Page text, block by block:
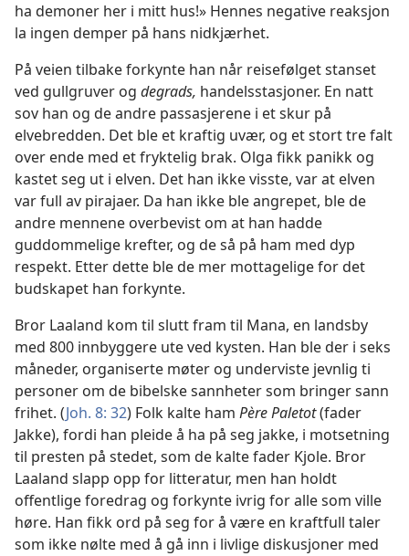
ha demoner her i mitt hus!» Hennes negative reaksjon
la ingen demper på hans nidkjærhet.
På veien tilbake forkynte han når reisefølget stanset
ved gullgruver og degrads, handelsstasjoner. En natt
sov han og de andre passasjerene i et skur på
elvebredden. Det ble et kraftig uvær, og et stort tre falt
over ende med et fryktelig brak. Olga fikk panikk og
kastet seg ut i elven. Det han ikke visste, var at elven
var full av pirajaer. Da han ikke ble angrepet, ble de
andre mennene overbevist om at han hadde
guddommelige krefter, og de så på ham med dyp
respekt. Etter dette ble de mer mottagelige for det
budskapet han forkynte.
Bror Laaland kom til slutt fram til Mana, en landsby
med 800 innbyggere ute ved kysten. Han ble der i seks
måneder, organiserte møter og underviste jevnlig ti
personer om de bibelske sannheter som bringer sann
frihet. (Joh. 8: 32) Folk kalte ham Père Paletot(fader
Jakke), fordi han pleide å ha på seg jakke, i motsetning
til presten på stedet, som de kalte fader Kjole. Bror
Laaland slapp opp for litteratur, men han holdt
offentlige foredrag og forkynte ivrig for alle som ville
høre. Han fikk ord på seg for å være en kraftfull taler
som ikke nølte med å gå inn i livlige diskusjoner med